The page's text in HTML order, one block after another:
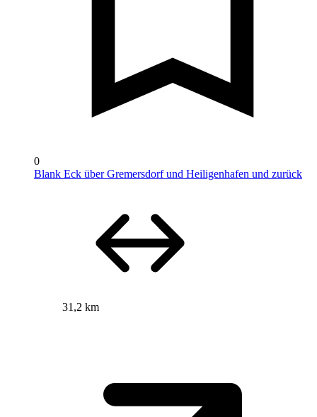
0
Blank Eck über Gremersdorf und Heiligenhafen und zurück
31,2 km